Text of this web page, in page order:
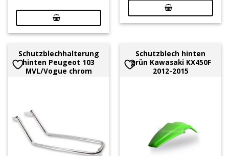
Schutzblechhalterung
hinten Peugeot 103
MVL/Vogue chrom
Schutzblech hinten
grün Kawasaki KX450F
2012-2015